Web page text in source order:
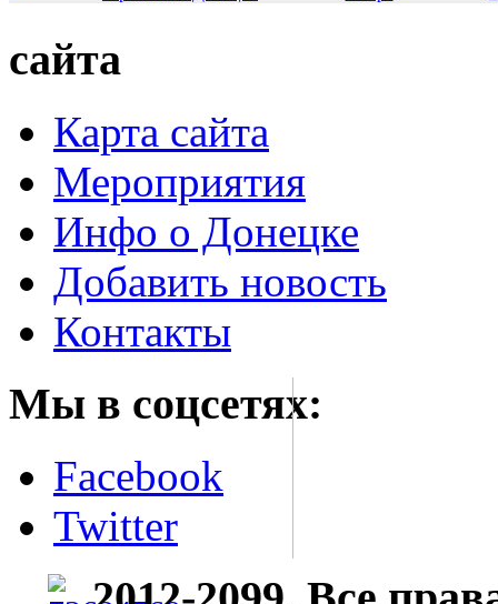
сайта
Карта сайта
Мероприятия
Инфо о Донецке
Добавить новость
Контакты
Мы в соцсетях:
Facebook
Twitter